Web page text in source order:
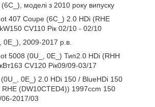
моделі з 2010 року випуску
407 Coupe (6C_) 2.0 HDi (RHE
CV110 Рік 02/10 - 02/10
2009-2017 р.в.
5008 (0U_, 0E_) Тип2.0 HDi (RHH
CV120 Рік09/09-03/17
0E_) 2.0 HDi 150 / BlueHDi 150
RHE (DW10CTED4)) 1997ccm 150
06-2017/03